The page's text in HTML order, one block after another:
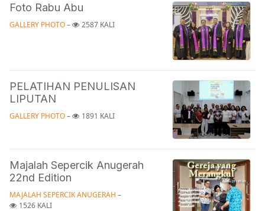
Foto Rabu Abu
GALLERY PHOTO – 2587 KALI
PELATIHAN PENULISAN
LIPUTAN
GALLERY PHOTO – 1891 KALI
Majalah Sepercik Anugerah
22nd Edition
MAJALAH SEPERCIK ANUGERAH –
1526 KALI